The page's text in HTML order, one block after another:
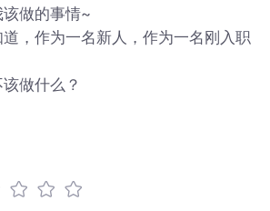
做的事情~
，作为一名新人，作为一名刚入职
做什么？